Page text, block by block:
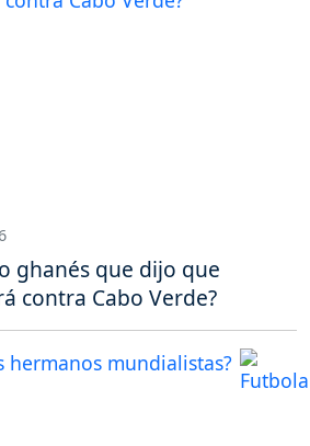
ghanés que dijo que
contra Cabo Verde?